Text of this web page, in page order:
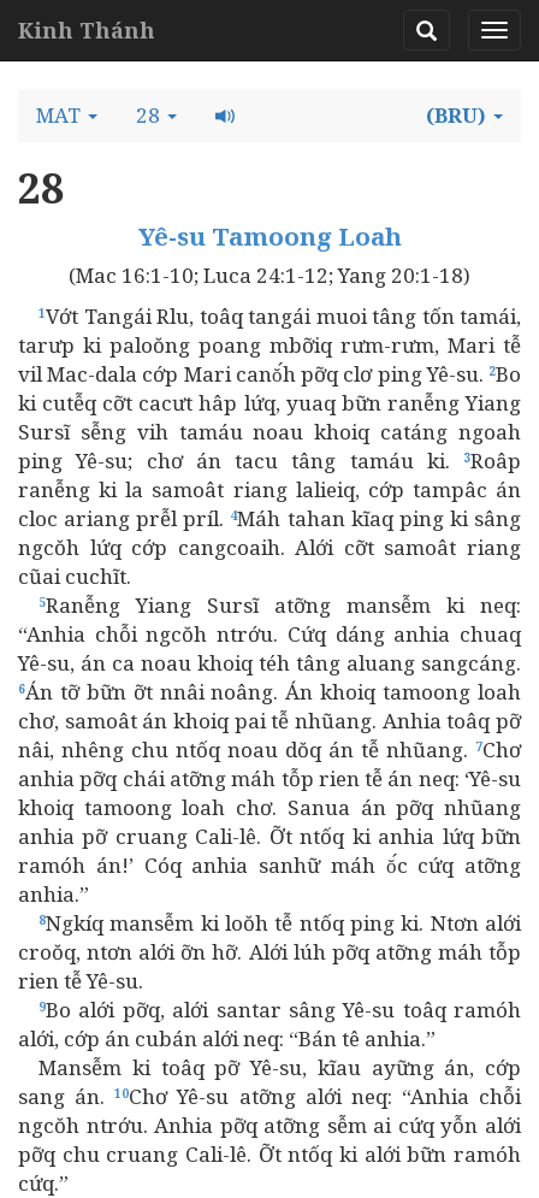
Kinh Thánh
MAT 28 (BRU)
28
Yê-su Tamoong Loah
(Mac 16:1-10; Luca 24:1-12; Yang 20:1-18)
1Vớt Tangái Rlu, toâq tangái muoi tâng tốn tamái,
tarưp ki paloŏng poang mbỡiq rưm-rưm, Mari tễ
vil Mac-dala cớp Mari canŏ́h pỡq clơ ping Yê-su. 2Bo
ki cutễq cỡt cacưt hâp lứq, yuaq bữn ranễng Yiang
Sursĩ sễng vih tamáu noau khoiq catáng ngoah
ping Yê-su; chơ án tacu tâng tamáu ki.
3Roâp
ranễng ki la samoât riang lalieiq, cớp tampâc án
cloc ariang prễl príl. 4Máh tahan kĩaq ping ki sâng
ngcŏh lứq cớp cangcoaih. Alới cỡt samoât riang
cũai cuchĩt.
5Ranễng Yiang Sursĩ atỡng mansễm ki neq:
“Anhia chỗi ngcŏh ntrớu. Cứq dáng anhia chuaq
Yê-su, án ca noau khoiq téh tâng aluang sangcáng.
6Án tỡ bữn ỡt nnâi noâng. Án khoiq tamoong loah
chơ, samoât án khoiq pai tễ nhũang. Anhia toâq pỡ
nâi, nhêng chu ntốq noau dŏq án tễ nhũang. 7Chơ
anhia pỡq chái atỡng máh tỗp rien tễ án neq: ‘Yê-su
khoiq tamoong loah chơ. Sanua án pỡq nhũang
anhia pỡ cruang Cali-lê. Ỡt ntốq ki anhia lứq bữn
ramóh án!’ Cóq anhia sanhữ máh ŏ́c cứq atỡng
anhia.”
8Ngkíq mansễm ki loŏh tễ ntốq ping ki. Ntơn alới
croŏq, ntơn alới ỡn hỡ. Alới lúh pỡq atỡng máh tỗp
rien tễ Yê-su.
9Bo alới pỡq, alới santar sâng Yê-su toâq ramóh
alới, cớp án cubán alới neq: “Bán tê anhia.”
Mansễm ki toâq pỡ Yê-su, kĩau ayững án, cớp
sang án.10Chơ Yê-su atỡng alới neq: “Anhia chỗi
ngcŏh ntrớu. Anhia pỡq atỡng sễm ai cứq yỗn alới
pỡq chu cruang Cali-lê. Ỡt ntốq ki alới bữn ramóh
cứq.”